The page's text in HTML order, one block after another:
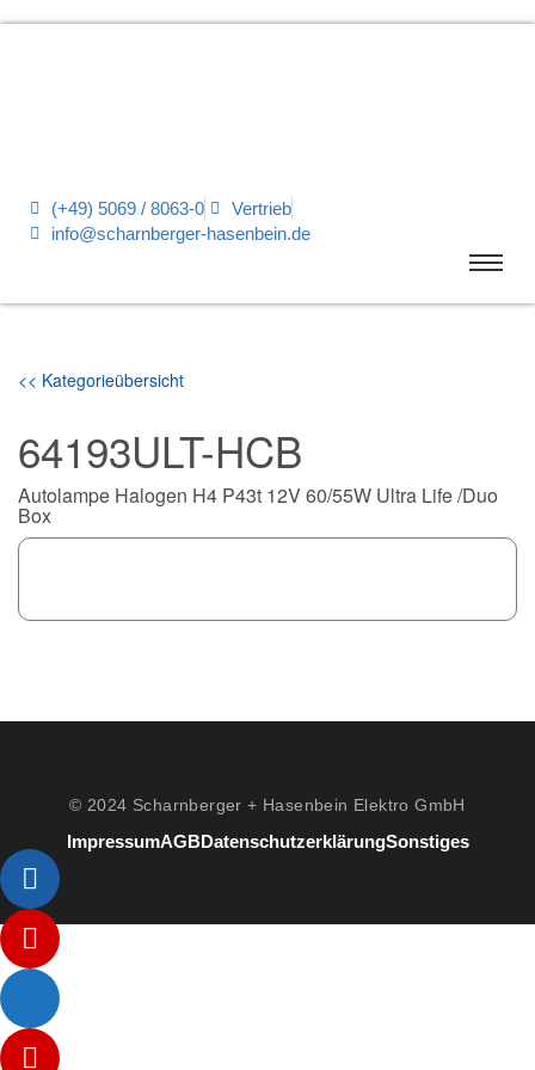
(+49) 5069 / 8063-0
Vertrieb
info@scharnberger-hasenbein.de
<< Kategorieübersicht
64193ULT-HCB
Autolampe Halogen H4 P43t 12V 60/55W Ultra Life /Duo
Box
© 2024 Scharnberger + Hasenbein Elektro GmbH
ImpressumAGBDatenschutzerklärungSonstiges
Listenelement #1
Listenelement